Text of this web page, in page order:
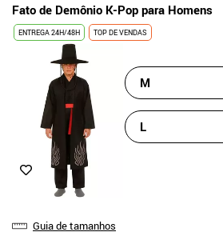
Fato de Demônio K-Pop para Homens
ENTREGA 24H/48H TOP DE VENDAS
Guia de tamanhos
M
L